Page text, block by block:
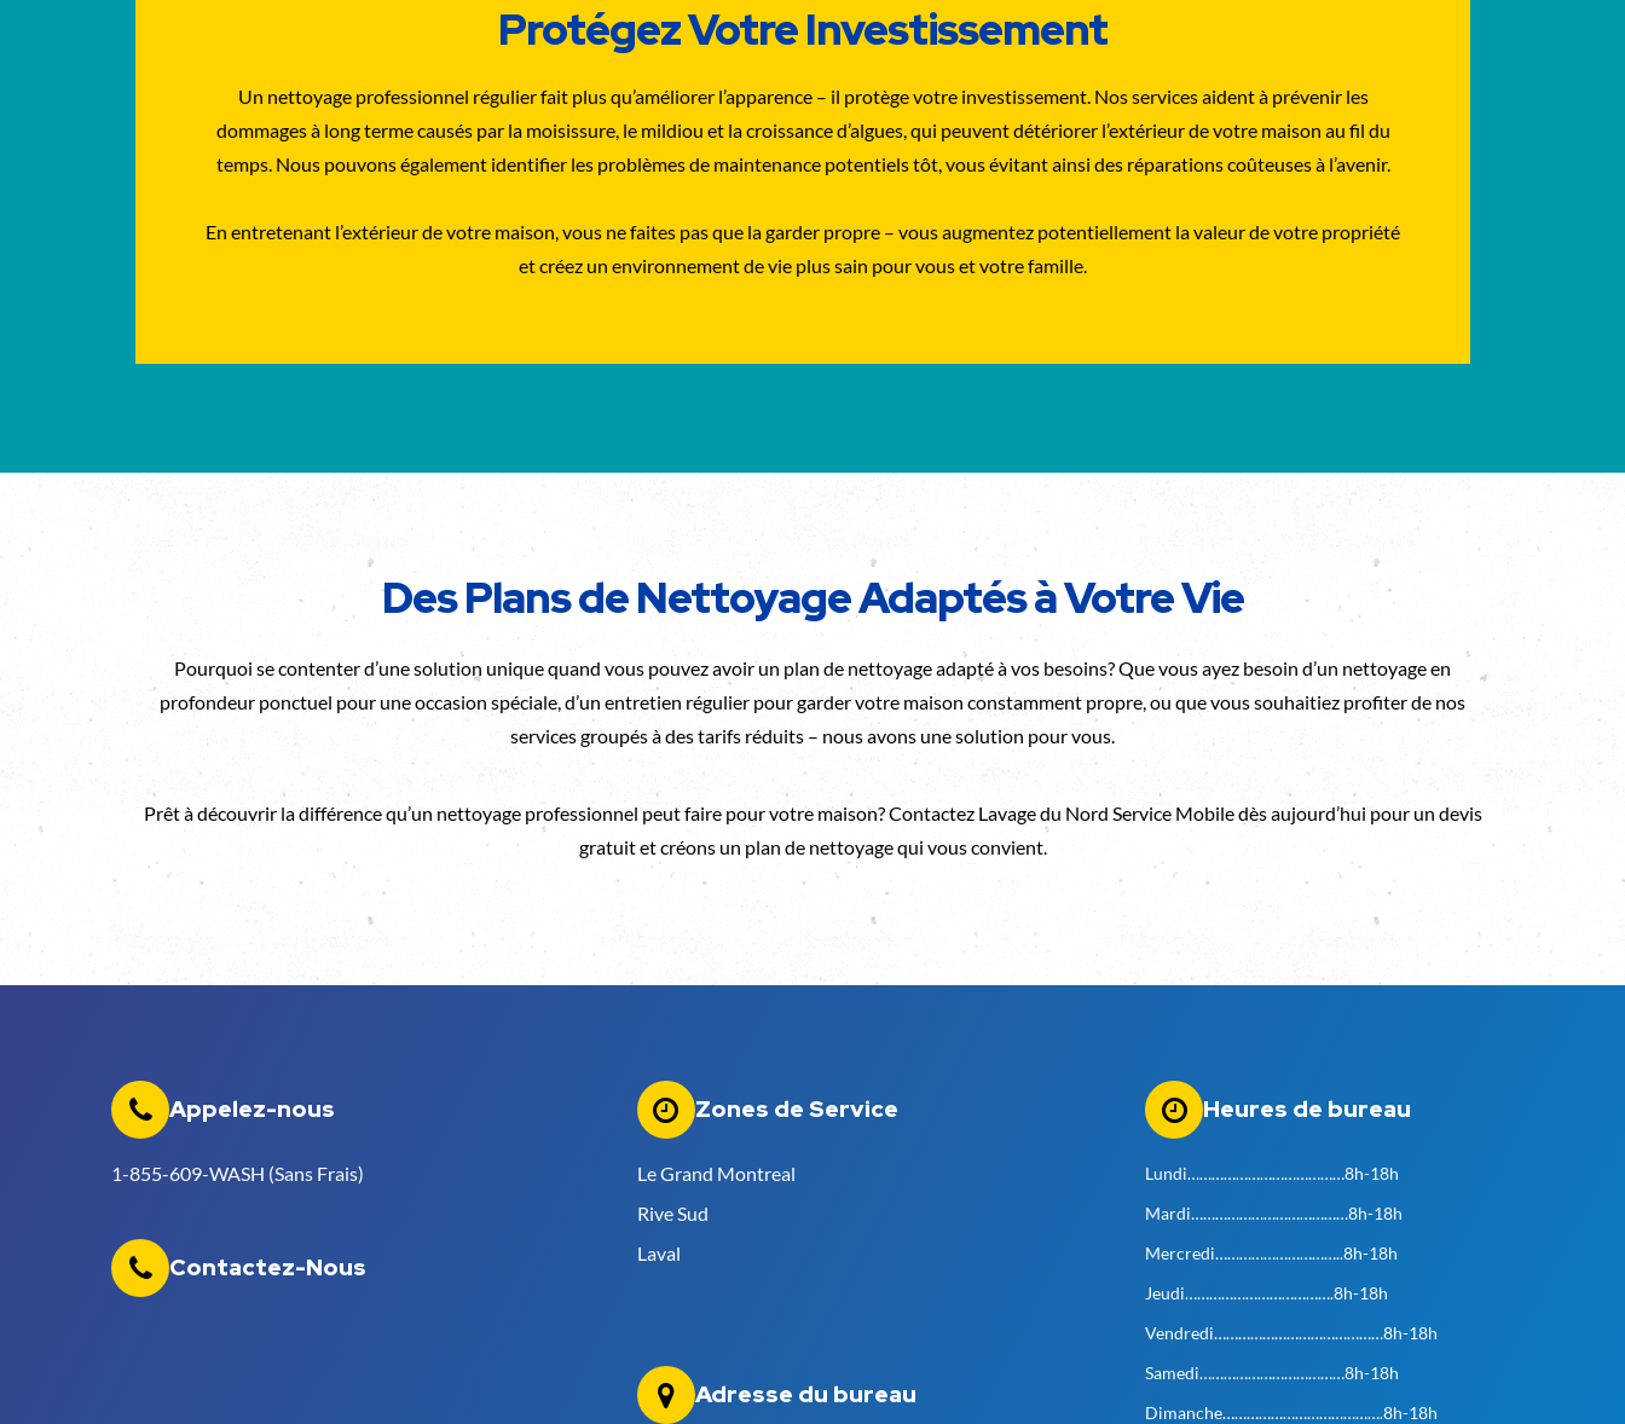
Protégez Votre Investissement
Un nettoyage professionnel régulier fait plus qu’améliorer l’apparence – il protège votre investissement. Nos services aident à prévenir les
dommages à long terme causés par la moisissure, le mildiou et la croissance d’algues, qui peuvent détériorer l’extérieur de votre maison au fil du
temps. Nous pouvons également identifier les problèmes de maintenance potentiels tôt, vous évitant ainsi des réparations coûteuses à l’avenir.
En entretenant l’extérieur de votre maison, vous ne faites pas que la garder propre – vous augmentez potentiellement la valeur de votre propriété
et créez un environnement de vie plus sain pour vous et votre famille.
Des Plans de Nettoyage Adaptés à Votre Vie
Pourquoi se contenter d’une solution unique quand vous pouvez avoir un plan de nettoyage adapté à vos besoins? Que vous ayez besoin d’un nettoyage en
profondeur ponctuel pour une occasion spéciale, d’un entretien régulier pour garder votre maison constamment propre, ou que vous souhaitiez profiter de nos
services groupés à des tarifs réduits – nous avons une solution pour vous.
Prêt à découvrir la différence qu’un nettoyage professionnel peut faire pour votre maison? Contactez Lavage du Nord Service Mobile dès aujourd’hui pour un devis
gratuit et créons un plan de nettoyage qui vous convient.
Appelez-nous
1-855-609-WASH (Sans Frais)
Contactez-Nous
Zones de Service
Le Grand Montreal
Rive Sud
Laval
Adresse du bureau
Heures de bureau
Lundi…………………………………8h-18h
Mardi…………………………………8h-18h
Mercredi…………………………..8h-18h
Jeudi……………………………….8h-18h
Vendredi……………………………………8h-18h
Samedi………………………………8h-18h
Dimanche………………………………….8h-18h